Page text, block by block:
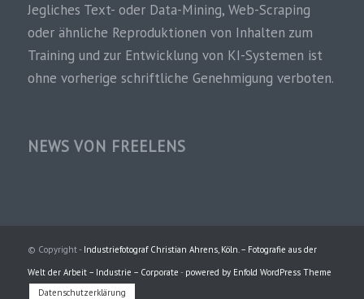
Jegliches Text- oder Data-Mining, Web-Scraping
oder ähnliche Reproduktionen von Inhalten zum
Training und zur Entwicklung von KI-Systemen ist
ohne vorherige schriftliche Genehmigung verboten.
NEWS VON FREELENS
© Copyright - Industriefotograf Christian Ahrens, Köln. – Fotografie aus der
Welt der Arbeit – Industrie – Corporate - powered by Enfold WordPress Theme
Datenschutzerklärung